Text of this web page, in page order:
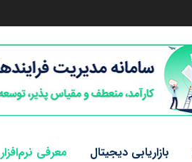
بازاریابی دیجیتال معرفی نرم‌افزار